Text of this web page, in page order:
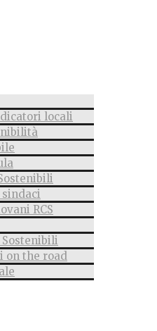
locali
RCS
Sostenibili
on the road